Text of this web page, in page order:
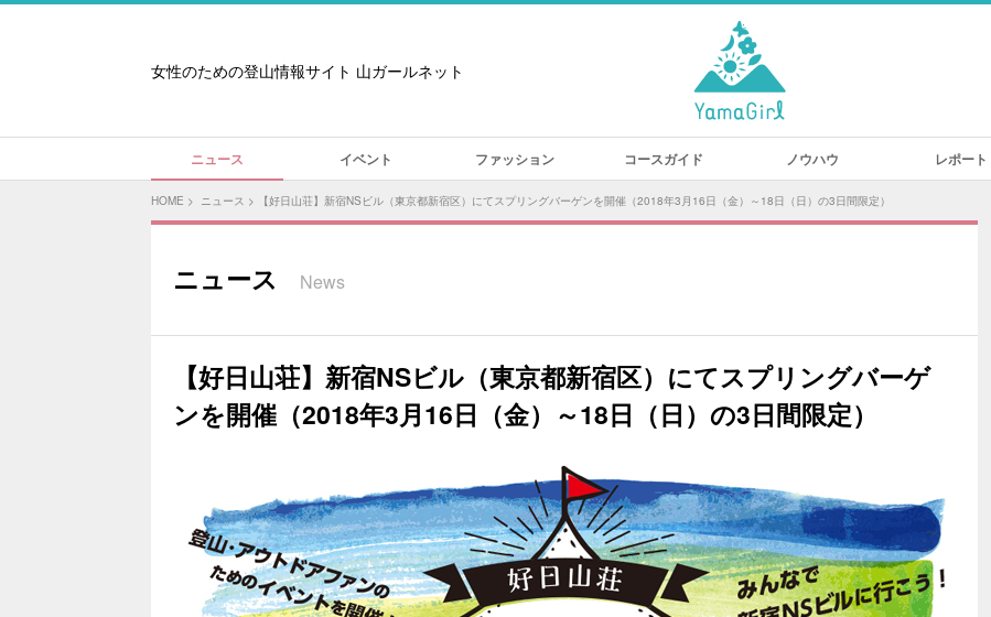
女性のための登山情報サイト 山ガールネット
ニュース イベント ファッション コースガイド ノウハウ レポート
HOME > ニュース > 【好日山荘】新宿NSビル（東京都新宿区）にてスプリングバーゲンを開催（2018年3月16日（金）～18日（日）の3日間限定）
ニュース News
【好日山荘】新宿NSビル（東京都新宿区）にてスプリングバーゲ
ンを開催（2018年3月16日（金）～18日（日）の3日間限定）